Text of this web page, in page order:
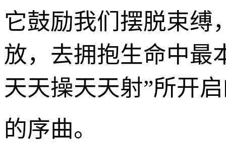
它鼓励我们摆脱束缚
放，去拥抱生命中最
天天操天天射”所开
的序曲。